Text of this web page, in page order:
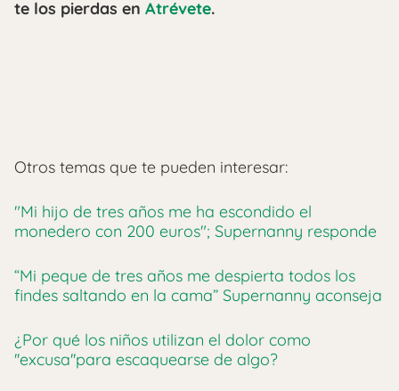
te los pierdas en Atrévete.
Otros temas que te pueden interesar:
"Mi hijo de tres años me ha escondido el
monedero con 200 euros"; Supernanny responde
“Mi peque de tres años me despierta todos los
findes saltando en la cama” Supernanny aconseja
¿Por qué los niños utilizan el dolor como
''excusa''para escaquearse de algo?